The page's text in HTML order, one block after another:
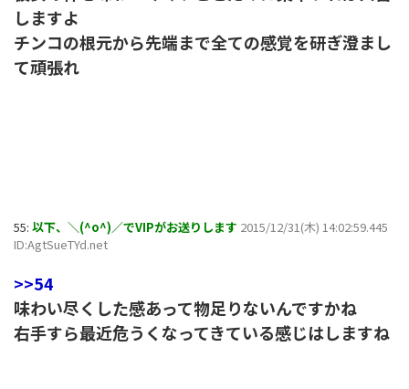
しますよ
チンコの根元から先端まで全ての感覚を研ぎ澄まし
て頑張れ
55: 以下、＼(^o^)／でVIPがお送りします 2015/12/31(木) 14:02:59.445
ID:AgtSueTYd.net
>>54
味わい尽くした感あって物足りないんですかね
右手すら最近危うくなってきている感じはしますね